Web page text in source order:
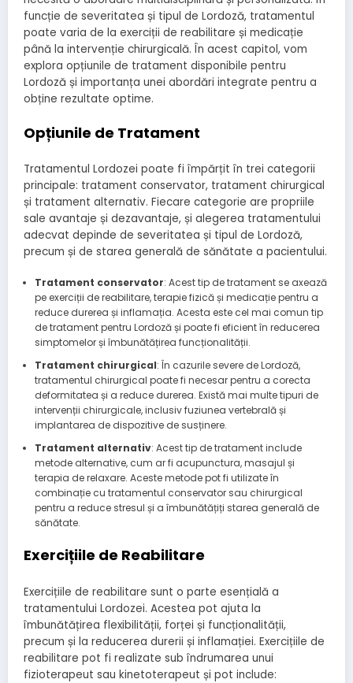
funcție de severitatea și tipul de Lordoză, tratamentul
poate varia de la exerciții de reabilitare și medicație
până la intervenție chirurgicală. În acest capitol, vom
explora opțiunile de tratament disponibile pentru
Lordoză și importanța unei abordări integrate pentru a
obține rezultate optime.
Opțiunile de Tratament
Tratamentul Lordozei poate fi împărțit în trei categorii
principale: tratament conservator, tratament chirurgical
și tratament alternativ. Fiecare categorie are propriile
sale avantaje și dezavantaje, și alegerea tratamentului
adecvat depinde de severitatea și tipul de Lordoză,
precum și de starea generală de sănătate a pacientului.
Tratament conservator: Acest tip de tratament se axează
pe exerciții de reabilitare, terapie fizică și medicație pentru a
reduce durerea și inflamația. Acesta este cel mai comun tip
de tratament pentru Lordoză și poate fi eficient în reducerea
simptomelor și îmbunătățirea funcționalității.
Tratament chirurgical: În cazurile severe de Lordoză,
tratamentul chirurgical poate fi necesar pentru a corecta
deformitatea și a reduce durerea. Există mai multe tipuri de
intervenții chirurgicale, inclusiv fuziunea vertebrală și
implantarea de dispozitive de susținere.
Tratament alternativ: Acest tip de tratament include
metode alternative, cum ar fi acupunctura, masajul și
terapia de relaxare. Aceste metode pot fi utilizate în
combinație cu tratamentul conservator sau chirurgical
pentru a reduce stresul și a îmbunătățiți starea generală de
sănătate.
Exercițiile de Reabilitare
Exercițiile de reabilitare sunt o parte esențială a
tratamentului Lordozei. Acestea pot ajuta la
îmbunătățirea flexibilității, forței și funcționalității,
precum și la reducerea durerii și inflamației. Exercițiile de
reabilitare pot fi realizate sub îndrumarea unui
fizioterapeut sau kinetoterapeut și pot include: